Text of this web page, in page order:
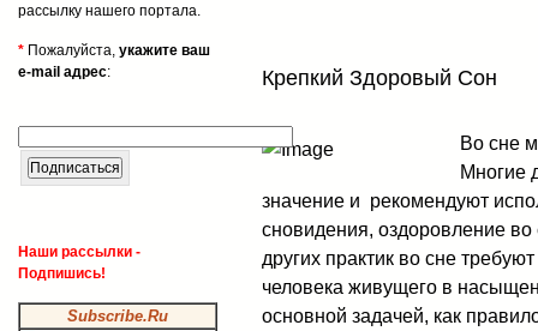
Крепкий Здоровый Сон
Во сне
Многие
значение и рекомендуют
сновидения, оздоровление
других практик во сне
человека живущего в
основной задачей, как
рассылку нашего портала.
* Пожалуйста, укажите ваш
e-mail адрес:
Наши рассылки -
Подпишись!
Subscribe.Ru